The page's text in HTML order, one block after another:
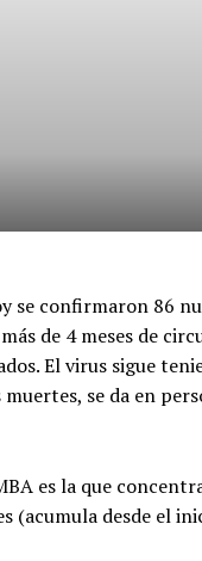
se confirmaron 86
de 4 meses de
El virus sigue
muertes, se da en
es la que
(acumula desde el